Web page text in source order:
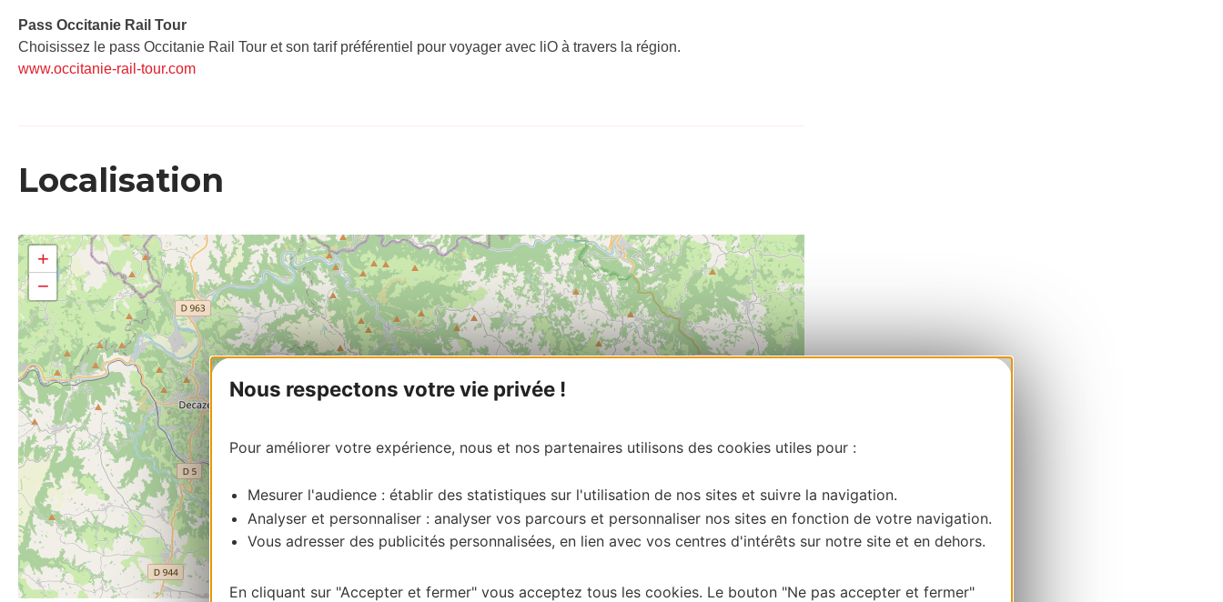
Nous respectons votre vie privée !
Pour améliorer votre expérience, nous et nos partenaires utilisons des cookies utiles pour :
Mesurer l'audience : établir des statistiques sur l'utilisation de nos sites et suivre la navigation.
Analyser et personnaliser : analyser vos parcours et personnaliser nos sites en fonction de votre navigation.
Vous adresser des publicités personnalisées, en lien avec vos centres d'intérêts sur notre site et en dehors.
En cliquant sur "Accepter et fermer" vous acceptez tous les cookies. Le bouton "Ne pas accepter et fermer"
Pass Occitanie Rail Tour​
Choisissez le pass Occitanie Rail Tour et son tarif préférentiel pour voyager avec liO à travers la région.
www.occitanie-rail-tour.com
Localisation
+
−
Leaflet| Map data ©OpenStreetMap contributors